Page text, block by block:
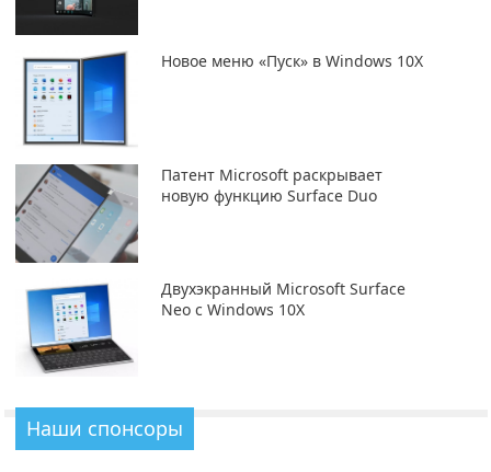
Новое меню «Пуск» в Windows 10X
Патент Microsoft раскрывает
новую функцию Surface Duo
Двухэкранный Microsoft Surface
Neo с Windows 10X
Наши спонсоры